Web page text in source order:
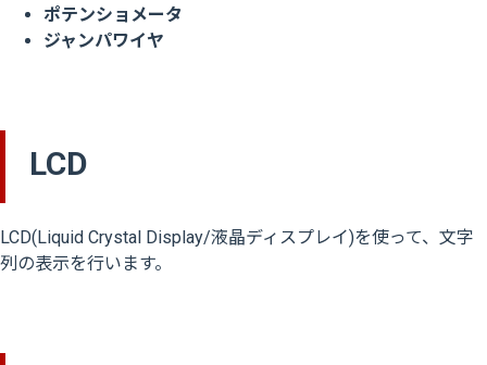
ポテンショメータ
ジャンパワイヤ
LCD
LCD(Liquid Crystal Display/液晶ディスプレイ)を使って、文字
列の表示を行います。